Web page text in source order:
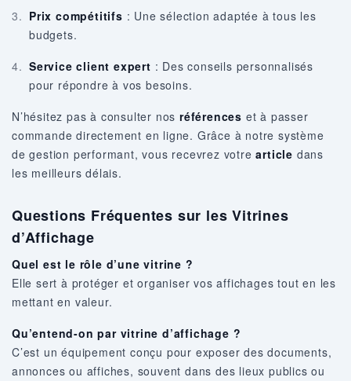
Prix compétitifs : Une sélection adaptée à tous les
budgets.
Service client expert : Des conseils personnalisés
pour répondre à vos besoins.
N’hésitez pas à consulter nos références et à passer
commande directement en ligne. Grâce à notre système
de gestion performant, vous recevrez votrearticle dans
les meilleurs délais.
Questions Fréquentes sur les Vitrines
d’Affichage
Quel est le rôle d’une vitrine ?
Elle sert à protéger et organiser vos affichages tout en les
mettant en valeur.
Qu’entend-on par vitrine d’affichage ?
C’est un équipement conçu pour exposer des documents,
annonces ou affiches, souvent dans des lieux publics ou